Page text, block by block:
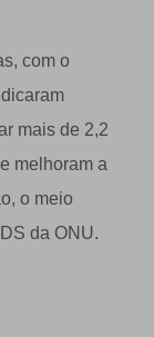
com o
mais de 2,2
melhoram a
o meio
da ONU.